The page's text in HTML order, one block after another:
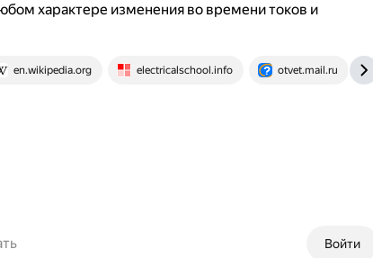
характере изменения во времени токов и
en.wikipedia.org electricalschool.info otvet.mail.ru
Войти